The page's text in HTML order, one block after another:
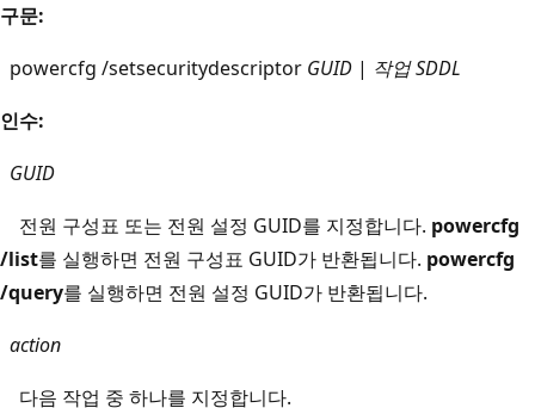
구문:
powercfg /setsecuritydescriptor GUID | 작업SDDL
인수:
GUID
전원 구성표 또는 전원 설정 GUID를 지정합니다. powercfg
/list를 실행하면 전원 구성표 GUID가 반환됩니다. powercfg
/query를 실행하면 전원 설정 GUID가 반환됩니다.
action
다음 작업 중 하나를 지정합니다.